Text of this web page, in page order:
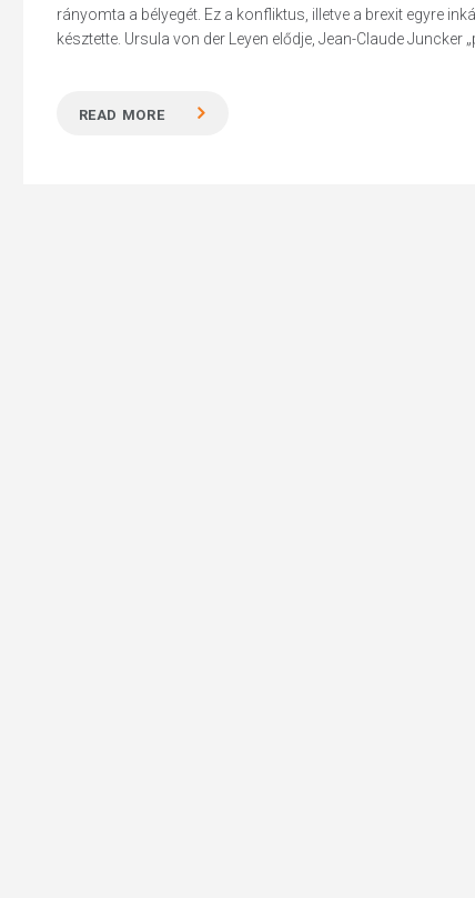
rányomta a bélyegét. Ez a konfliktus, illetve a brexit egyre
késztette. Ursula von der Leyen elődje, Jean-Claude Juncker
READ MORE